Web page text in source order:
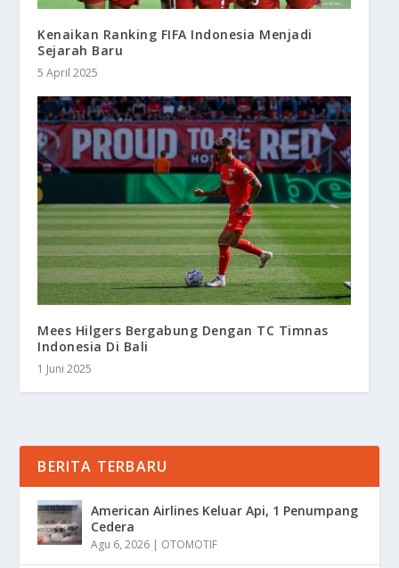
Kenaikan Ranking FIFA Indonesia Menjadi
Sejarah Baru
5 April 2025
Mees Hilgers Bergabung Dengan TC Timnas
Indonesia Di Bali
1 Juni 2025
BERITA TERBARU
American Airlines Keluar Api, 1 Penumpang
Cedera
Agu 6, 2026 | OTOMOTIF